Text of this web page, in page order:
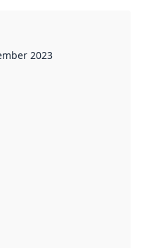
2023